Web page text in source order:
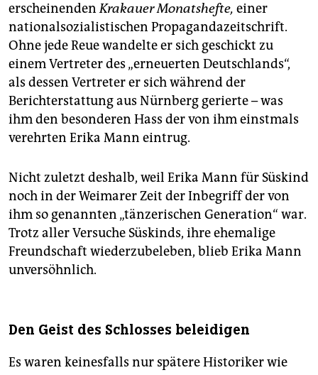
erscheinendenKrakauer Monatshefte, einer
nationalsozialistischen Propagandazeitschrift.
Ohne jede Reue wandelte er sich geschickt zu
einem Vertreter des „erneuerten Deutschlands“,
als dessen Vertreter er sich während der
Berichterstattung aus Nürnberg gerierte – was
ihm den besonderen Hass der von ihm einstmals
verehrten Erika Mann eintrug.
Nicht zuletzt deshalb, weil Erika Mann für Süskind
noch in der Weimarer Zeit der Inbegriff der von
ihm so genannten „tänzerischen Generation“ war.
Trotz aller Versuche Süskinds, ihre ehemalige
Freundschaft wiederzubeleben, blieb Erika Mann
unversöhnlich.
Den Geist des Schlosses beleidigen
Es waren keinesfalls nur spätere Historiker wie